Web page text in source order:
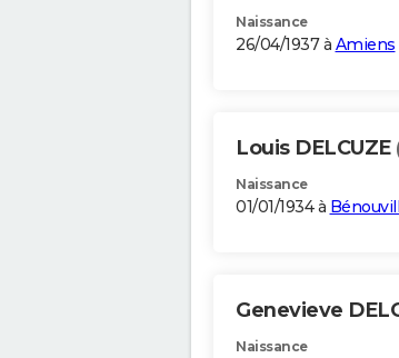
Naissance
26/04/1937 à Amiens
Louis DELCUZE
Naissance
01/01/1934 à
Genevieve
Naissance